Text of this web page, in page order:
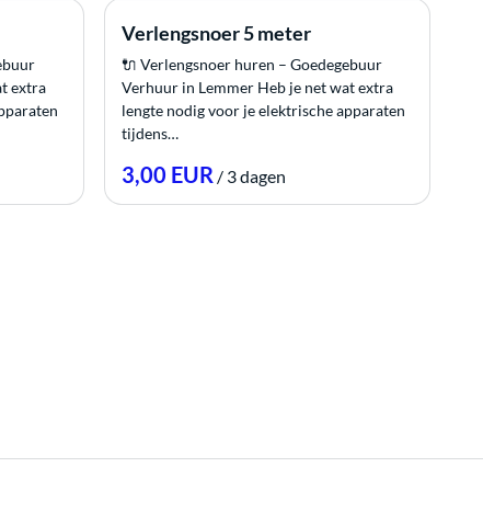
extra
Verlengsnoer 5 meter
🔌 Verlengsnoer huren – Goedegebuur
Verhuur in Lemmer Heb je net wat extra
lengte nodig voor je elektrische apparaten
tijdens…
/